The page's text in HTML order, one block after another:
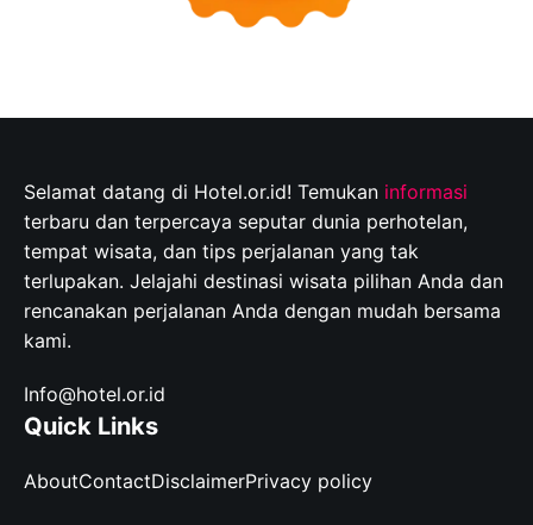
Selamat datang di Hotel.or.id! Temukan informasi
terbaru dan terpercaya seputar dunia perhotelan,
tempat wisata, dan tips perjalanan yang tak
terlupakan. Jelajahi destinasi wisata pilihan Anda dan
rencanakan perjalanan Anda dengan mudah bersama
kami.
Info@hotel.or.id
Quick Links
AboutContactDisclaimerPrivacy policy